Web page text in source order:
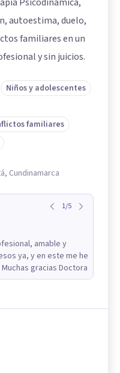
autoestima, duelo,
familiares en un
y sin juicios.
Niños y adolescentes
familiares
Cundinamarca
1/5
amable y
ya, y en este me he
gracias Doctora